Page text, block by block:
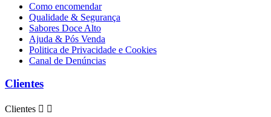
Como encomendar
Qualidade & Segurança
Sabores Doce Alto
Ajuda & Pós Venda
Politica de Privacidade e Cookies
Canal de Denúncias
Clientes
Clientes  